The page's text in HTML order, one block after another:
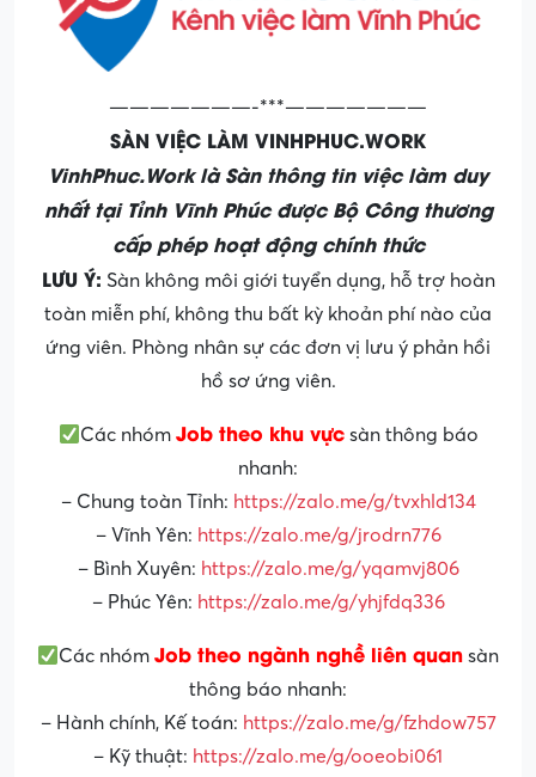
———————-***———————
SÀN VIỆC LÀM VINHPHUC.WORK
VinhPhuc.Work là Sàn thông tin việc làm duy
nhất tại Tỉnh Vĩnh Phúc được Bộ Công thương
cấp phép hoạt động chính thức
LƯU Ý: Sàn không môi giới tuyển dụng, hỗ trợ hoàn
toàn miễn phí, không thu bất kỳ khoản phí nào của
ứng viên. Phòng nhân sự các đơn vị lưu ý phản hồi
hồ sơ ứng viên.
Các nhóm Job theo khu vựcsàn thông báo
nhanh:
– Chung toàn Tỉnh: https://zalo.me/g/tvxhld134
– Vĩnh Yên: https://zalo.me/g/jrodrn776
– Bình Xuyên: https://zalo.me/g/yqamvj806
– Phúc Yên: https://zalo.me/g/yhjfdq336
Các nhómJob theo ngành nghề liên quan sàn
thông báo nhanh:
– Hành chính, Kế toán: https://zalo.me/g/fzhdow757
– Kỹ thuật: https://zalo.me/g/ooeobi061